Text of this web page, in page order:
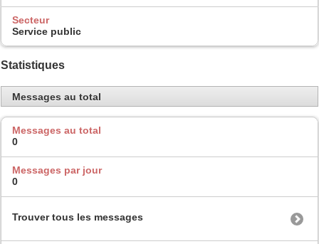
Secteur
Service public
Statistiques
Messages au total
Messages au total
0
Messages par jour
0
Trouver tous les messages